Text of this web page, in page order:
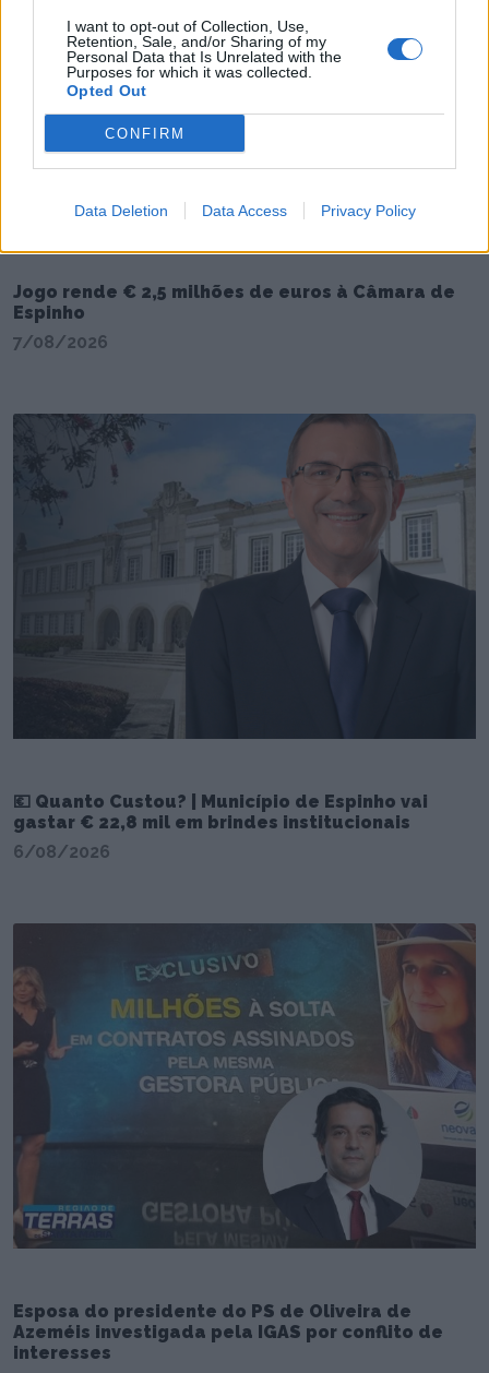
I want to opt-out of Collection, Use,
Retention, Sale, and/or Sharing of my
Personal Data that Is Unrelated with the
Purposes for which it was collected.
Opted Out
CONFIRM
Data Deletion Data Access Privacy Policy
Jogo rende € 2,5 milhões de euros à Câmara de
Espinho
7/08/2026
💶 Quanto Custou? | Município de Espinho vai
gastar € 22,8 mil em brindes institucionais
6/08/2026
Esposa do presidente do PS de Oliveira de
Azeméis investigada pela IGAS por conflito de
interesses